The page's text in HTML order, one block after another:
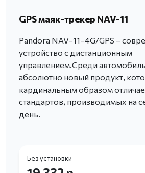
GPS маяк-трекер NAV-11
Pandora NAV–11–4G/GPS –
устройство с дистанционным
управлением.Среди
абсолютно новый продукт,
кардинальным образом
стандартов, производимых на
день.
Без установки